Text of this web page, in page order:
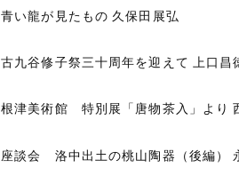
青い龍が見たもの 久保田展弘
古九谷修子祭三十周年を迎えて 上口昌
根津美術館 特別展「唐物茶入」より
座談会 洛中出土の桃山陶器（後編）